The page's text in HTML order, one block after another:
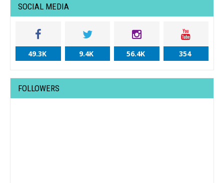
SOCIAL MEDIA
49.3K 9.4K 56.4K 354
FOLLOWERS